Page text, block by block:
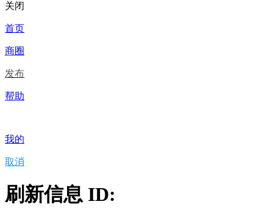
关闭
首页
商圈
发布
帮助
我的
取消
刷新信息 ID: